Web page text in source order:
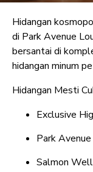
Hidangan
di Park Avenue
bersantai di
hidangan minum
Hidangan Mesti
Exclusive
Park
Salmon